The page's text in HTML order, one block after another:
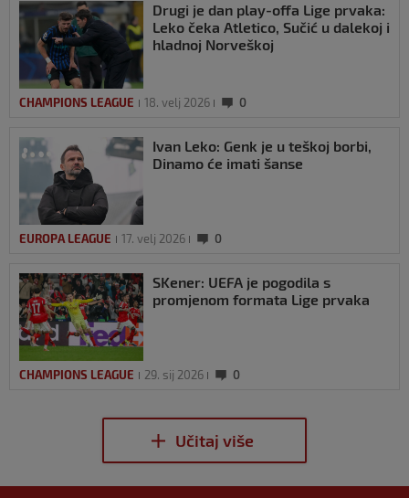
Drugi je dan play-offa Lige prvaka:
Leko čeka Atletico, Sučić u dalekoj i
hladnoj Norveškoj
CHAMPIONS LEAGUE 18. velj 2026 0
Ivan Leko: Genk je u teškoj borbi,
Dinamo će imati šanse
EUROPA LEAGUE 17. velj 2026 0
SKener: UEFA je pogodila s
promjenom formata Lige prvaka
CHAMPIONS LEAGUE 29. sij 2026 0